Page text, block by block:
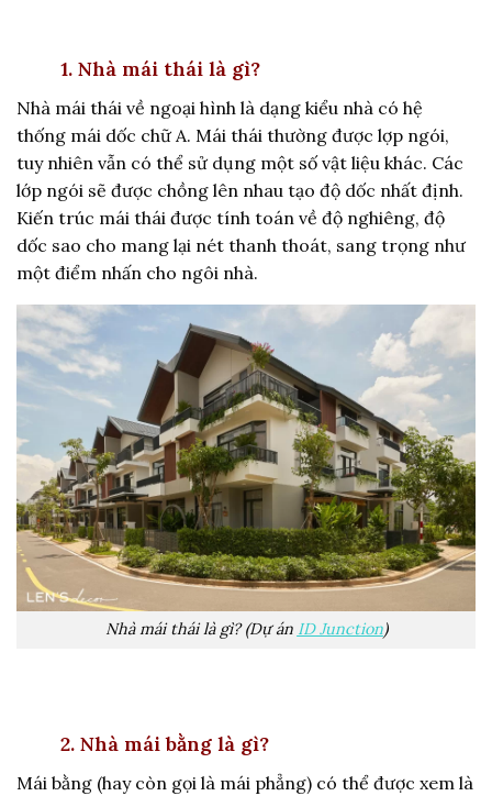
1. Nhà mái thái là gì?
Nhà mái thái về ngoại hình là dạng kiểu nhà có hệ
thống mái dốc chữ A. Mái thái thường được lợp ngói,
tuy nhiên vẫn có thể sử dụng một số vật liệu khác. Các
lớp ngói sẽ được chồng lên nhau tạo độ dốc nhất định.
Kiến trúc mái thái được tính toán về độ nghiêng, độ
dốc sao cho mang lại nét thanh thoát, sang trọng như
một điểm nhấn cho ngôi nhà.
Nhà mái thái là gì? (Dự án ID Junction)
2. Nhà mái bằng là gì?
Mái bằng (hay còn gọi là mái phẳng) có thể được xem là